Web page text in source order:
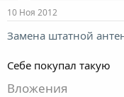
е
м
ы
л
10 Ноя 2012
Замена штатной
Себе покупал такую
Вложения